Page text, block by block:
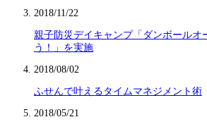
2018/11/22
親子防災デイキャンプ「ダンボールオ
う！」を実施
2018/08/02
ふせんで叶えるタイムマネジメント術
2018/05/21